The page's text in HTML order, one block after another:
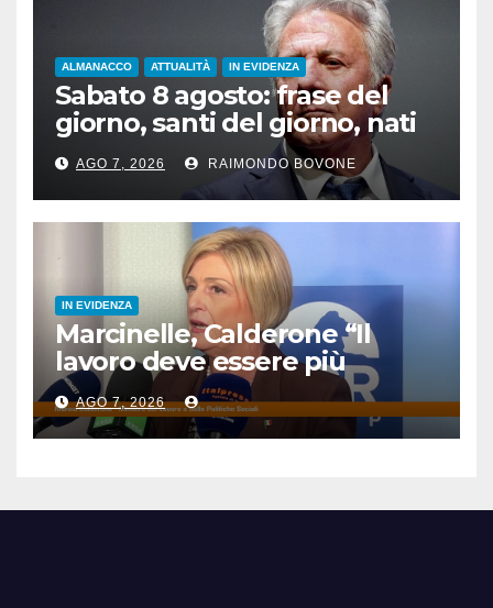
ALMANACCO ATTUALITÀ IN EVIDENZA
Sabato 8 agosto: frase del
giorno, santi del giorno, nati
famosi, accadde oggi
AGO 7, 2026 RAIMONDO BOVONE
IN EVIDENZA
Marcinelle, Calderone “Il
lavoro deve essere più
sicuro”
AGO 7, 2026